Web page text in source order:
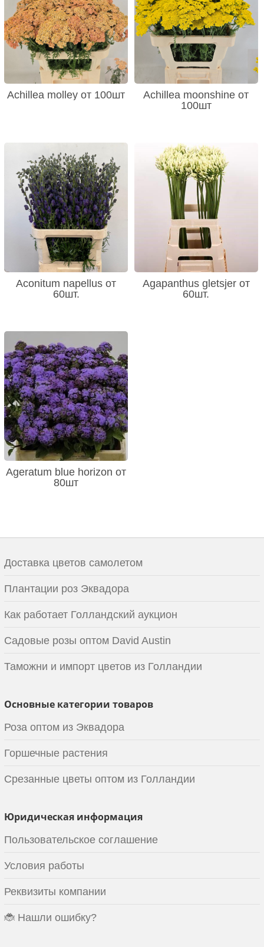
Achillea molley от 100шт
Achillea moonshine от
100шт
Aconitum napellus от
60шт.
Agapanthus gletsjer от
60шт.
Ageratum blue horizon от
80шт
Доставка цветов самолетом
Плантации роз Эквадора
Как работает Голландский аукцион
Садовые розы оптом David Austin
Таможни и импорт цветов из Голландии
Основные категории товаров
Роза оптом из Эквадора
Горшечные растения
Срезанные цветы оптом из Голландии
Юридическая информация
Пользовательское соглашение
Условия работы
Реквизиты компании
🐞 Нашли ошибку?